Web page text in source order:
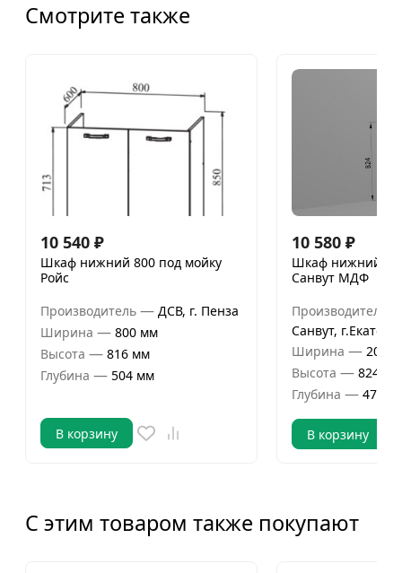
Смотрите также
10 540 ₽
Шкаф нижний 800 под мойку
Ройс
Производитель — ДСВ, г. Пенза
Ширина — 800 мм
Высота — 816 мм
Глубина — 504 мм
В корзину
10 580 ₽
Шкаф нижний
Санвут МДФ
Производитель
Санвут,
Ширина — 200
Высота — 824 мм
Глубина — 470
В корзину
С этим товаром также покупают